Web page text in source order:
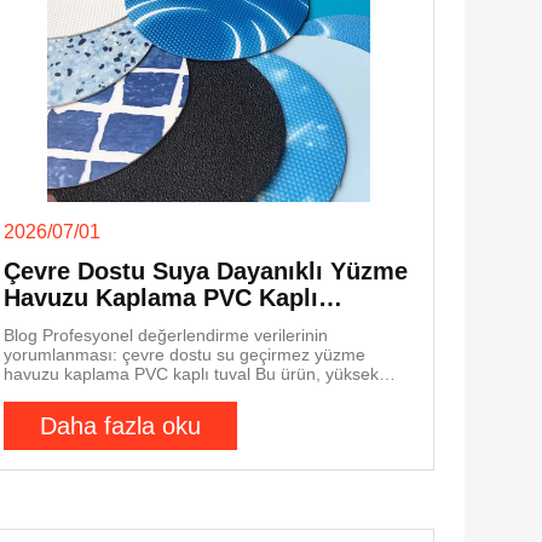
2026/07/01
Çevre Dostu Suya Dayanıklı Yüzme
Havuzu Kaplama PVC Kaplı
Terpenik Kumaş
Blog Profesyonel değerlendirme verilerinin
yorumlanması: çevre dostu su geçirmez yüzme
havuzu kaplama PVC kaplı tuval Bu ürün, yüksek
ve çevre dostu çift taraflı PVC kaplama kompozit
işlemi kullanarak yüzme havuzu astarları için özel
olarak geliştirilmiştir.Profesyonel değerlendirme
verileri, germe/iğne yönünde 3212/3328N/5cm'ye
kabuk dayanıklılığı ile, uzun süreli su basıncı altında
Daha fazla oku